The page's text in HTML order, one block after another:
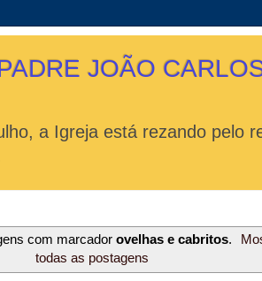
JOÃO
a Igreja está rezando pelo
com marcador ovelhas e cabritos.
todas as postagens